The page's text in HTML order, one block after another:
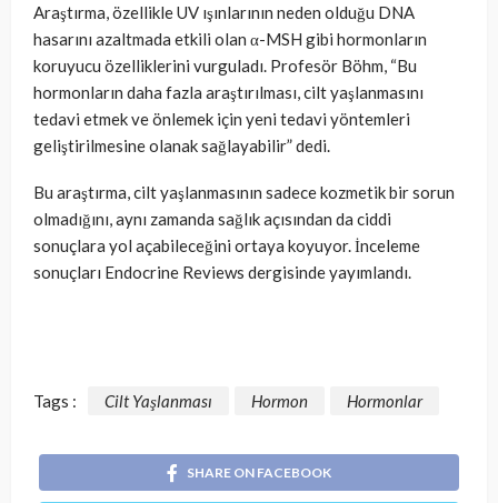
Araştırma, özellikle UV ışınlarının neden olduğu DNA
hasarını azaltmada etkili olan α-MSH gibi hormonların
koruyucu özelliklerini vurguladı. Profesör Böhm, “Bu
hormonların daha fazla araştırılması, cilt yaşlanmasını
tedavi etmek ve önlemek için yeni tedavi yöntemleri
geliştirilmesine olanak sağlayabilir” dedi.
Bu araştırma, cilt yaşlanmasının sadece kozmetik bir sorun
olmadığını, aynı zamanda sağlık açısından da ciddi
sonuçlara yol açabileceğini ortaya koyuyor. İnceleme
sonuçları Endocrine Reviews dergisinde yayımlandı.
Tags : Cilt Yaşlanması Hormon Hormonlar
SHARE ON FACEBOOK